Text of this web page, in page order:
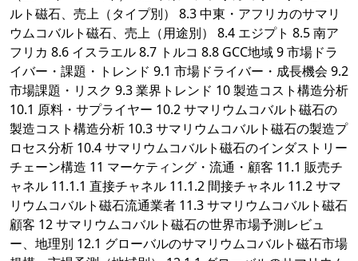
ルト磁石、売上（タイプ別） 8.3 中東・アフリカのサマリ
ウムコバルト磁石、売上（用途別） 8.4 エジプト 8.5 南ア
フリカ 8.6 イスラエル 8.7 トルコ 8.8 GCC地域 9 市場ドラ
イバー・課題・トレンド 9.1 市場ドライバー・成長機会 9.2
市場課題・リスク 9.3 業界トレンド 10 製造コスト構造分析
10.1 原料・サプライヤー 10.2 サマリウムコバルト磁石の
製造コスト構造分析 10.3 サマリウムコバルト磁石の製造プ
ロセス分析 10.4 サマリウムコバルト磁石のインダストリー
チェーン構造 11 マーケティング・流通・顧客 11.1 販売チ
ャネル 11.1.1 直接チャネル 11.1.2 間接チャネル 11.2 サマ
リウムコバルト磁石流通業者 11.3 サマリウムコバルト磁石
顧客 12 サマリウムコバルト磁石の世界市場予測レビュ
ー、地理別 12.1 グローバルのサマリウムコバルト磁石市場